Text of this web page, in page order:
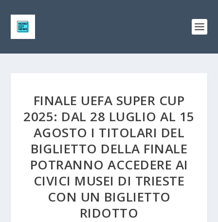
FINALE UEFA SUPER CUP
2025: DAL 28 LUGLIO AL 15
AGOSTO I TITOLARI DEL
BIGLIETTO DELLA FINALE
POTRANNO ACCEDERE AI
CIVICI MUSEI DI TRIESTE
CON UN BIGLIETTO
RIDOTTO